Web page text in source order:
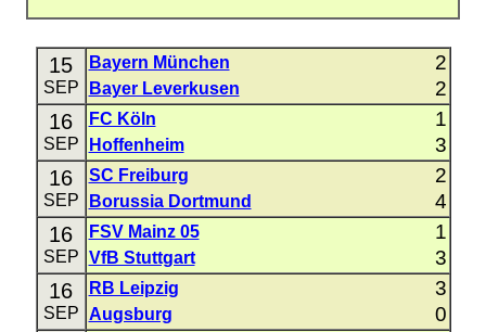
15
SEP
Bayern München 2
Bayer Leverkusen 2
16
SEP
FC Köln 1
Hoffenheim 3
16
SEP
SC Freiburg 2
Borussia Dortmund 4
16
SEP
FSV Mainz 05 1
VfB Stuttgart 3
16
SEP
RB Leipzig 3
Augsburg 0